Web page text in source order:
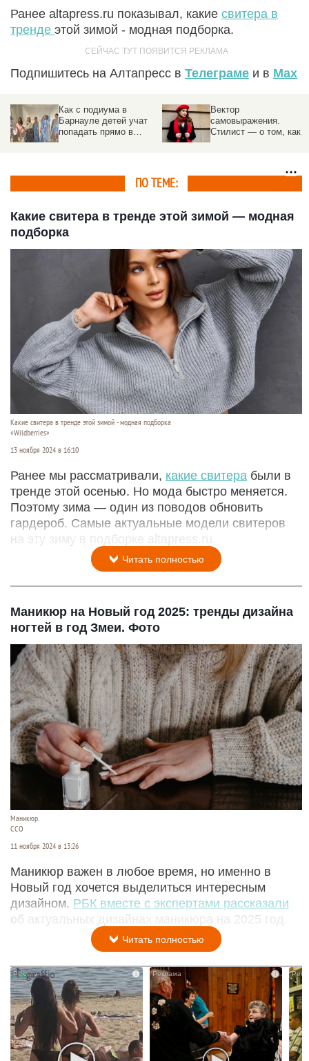
Ранее altapress.ru показывал, какие свитера в
тренде этой зимой - модная подборка.
Подпишитесь на Алтапресс в Телеграме и в Max
Как с подиума в
Барнауле детей учат
попадать прямо в
Вектор
самовыражения.
Стилист — о том, как
звезда
ПО ТЕМЕ:
Какие свитера в тренде этой зимой — модная
подборка
Какие свитера в тренде этой зимой - модная подборка
«Wildberries»
13 ноября 2024 в 16:10
Ранее мы рассматривали, какие свитера были в
тренде этой осенью. Но мода быстро меняется.
Поэтому зима — один из поводов обновить
гардероб. Самые актуальные модели свитеров
на эту зиму в подборке altapress.ru.
Читать полностью
Маникюр на Новый год 2025: тренды дизайна
ногтей в год Змеи. Фото
Маникюр.
CCO
11 ноября 2024 в 13:26
Маникюр важен в любое время, но именно в
Новый год хочется выделиться интересным
дизайном. РБК вместе с экспертами рассказали
об актуальных дизайнах маникюра на 2025 год.
Читать полностью
i